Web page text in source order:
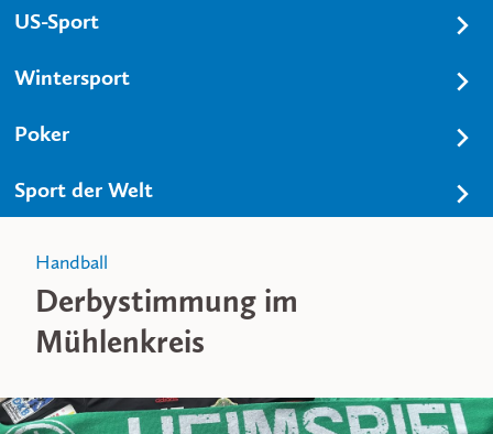
US-Sport
Wintersport
Poker
Sport der Welt
Handball
Derbystimmung im
Mühlenkreis